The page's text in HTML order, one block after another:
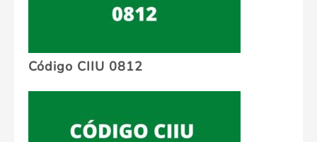
Código CIIU 0812